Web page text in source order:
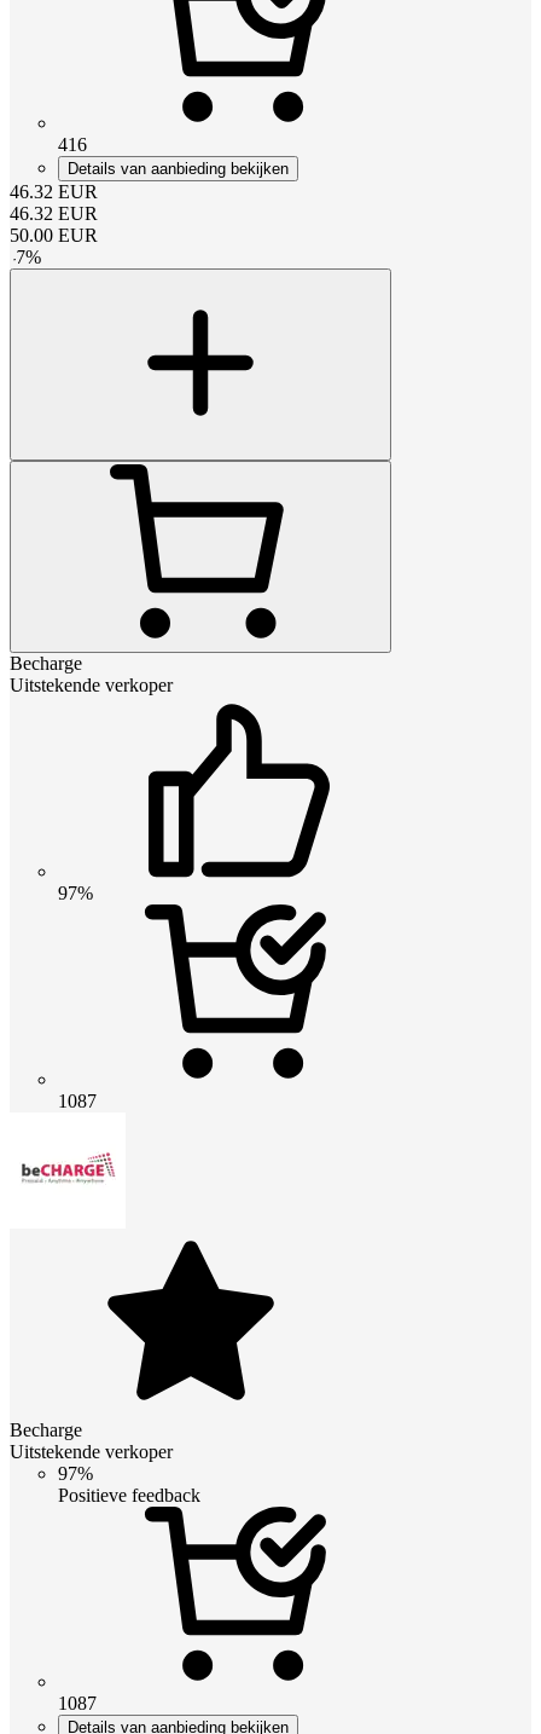
416
Details van aanbieding bekijken
46.32 EUR
46.32 EUR
50.00 EUR
-7%
Becharge
Uitstekende verkoper
97%
1087
Becharge
Uitstekende verkoper
97%
Positieve feedback
1087
Details van aanbieding bekijken